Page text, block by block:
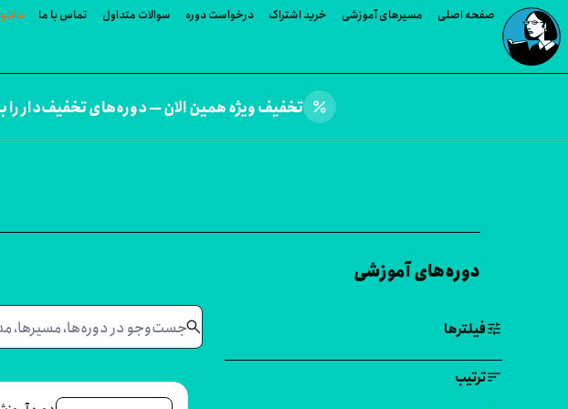
صفحه اصلی مسیرهای آموزشی خرید اشتراک درخواست دوره سوالات متداول تماس با ما
percent تخفیف ویژه همین الان — دوره‌های تخفیف‌دار را
دوره‌های آموزشی
tuneفیلترها
sortترتیب
search